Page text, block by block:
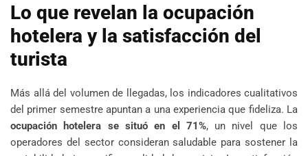
Lo que revelan la ocupación
hotelera y la satisfacción del
turista
Más allá del volumen de llegadas, los indicadores cualitativos
del primer semestre apuntan a una experiencia que fideliza. La
ocupación hotelera se situó en el 71%, un nivel que los
operadores del sector consideran saludable para sostener la